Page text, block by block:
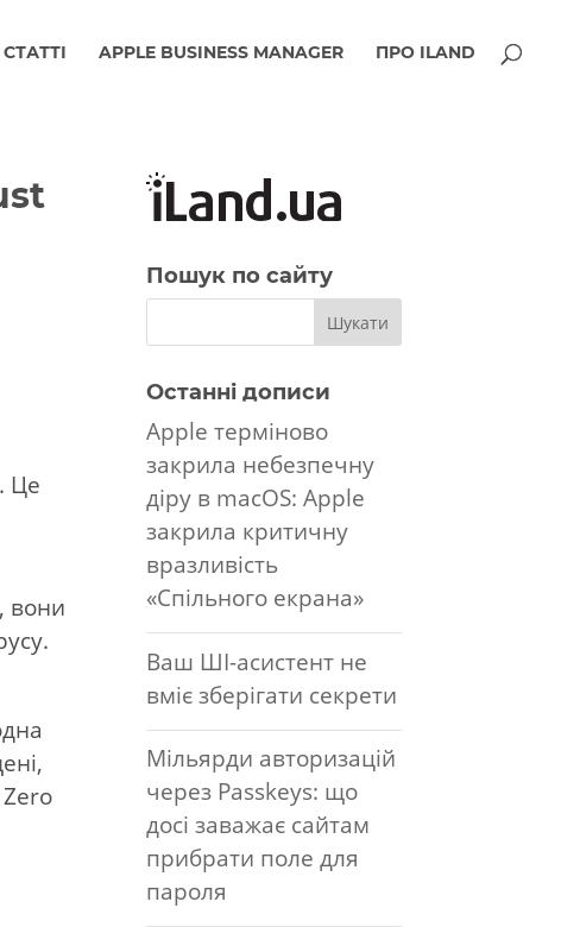
СТАТТІ APPLE BUSINESS MANAGER ПРО ILAND
Це
вони
Пошук по сайту
Останні дописи
Apple терміново
закрила небезпечну
діру в macOS: Apple
закрила критичну
вразливість
«Спільного екрана»
Ваш ШІ-асистент не
вміє зберігати секрети
Мільярди авторизацій
через Passkeys: що
досі заважає сайтам
прибрати поле для
пароля